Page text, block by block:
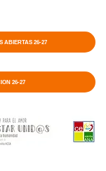
26-27
ABIERTAS 26-27